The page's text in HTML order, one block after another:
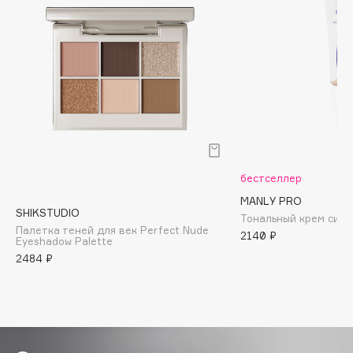
Biorepair
Boadicea The Victorious
Bvlgari
by TERRY
SHIKSTUDIO
Палетка теней для век Perfect Nude
Eyeshadow Palette
2484 ₽
бестселлер
MANLY PRO
Тональный крем
2140 ₽